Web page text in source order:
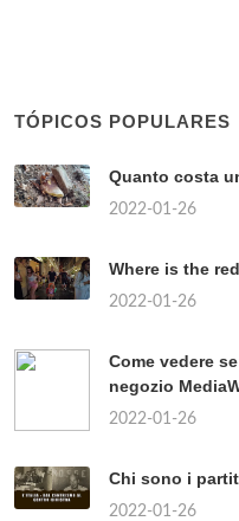
TÓPICOS POPULARES
Quanto costa
2022-01-26
Where is the
2022-01-26
Come vedere
negozio
2022-01-26
Chi sono i
2022-01-26